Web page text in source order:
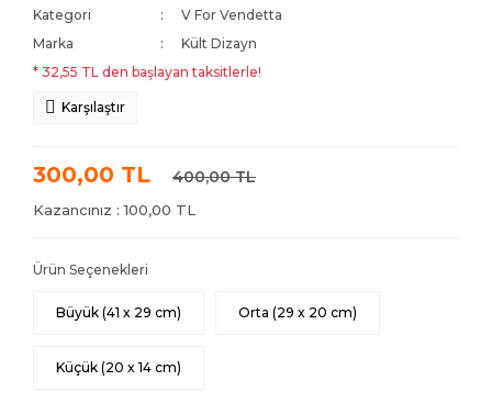
Kategori
V For Vendetta
Marka
Kült Dizayn
* 32,55 TL den başlayan taksitlerle!
Karşılaştır
300,00 TL 400,00 TL
Kazancınız : 100,00 TL
Ürün Seçenekleri
Büyük (41 x 29 cm) Orta (29 x 20 cm)
Küçük (20 x 14 cm)